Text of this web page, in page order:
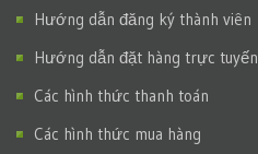
Hướng dẫn đăng ký thành viên
Hướng dẫn đặt hàng trực tuyến
Các hình thức thanh toán
Các hình thức mua hàng